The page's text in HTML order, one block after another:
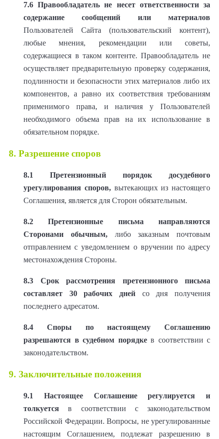
7.6 Правообладатель не несет ответственности за
содержание сообщений или материалов
Пользователей Сайта (пользовательский контент),
любые мнения, рекомендации или советы,
содержащиеся в таком контенте. Правообладатель не
осуществляет предварительную проверку содержания,
подлинности и безопасности этих материалов либо их
компонентов, а равно их соответствия требованиям
применимого права, и наличия у Пользователей
необходимого объема прав на их использование в
обязательном порядке.
8. Разрешение споров
8.1
Претензионный порядок досудебного
урегулирования споров,вытекающих из настоящего
Соглашения, является для Сторон обязательным.
8.2 Претензионные письма направляются
Сторонами обычным,либо заказным почтовым
отправлением с уведомлением о вручении по адресу
местонахождения Стороны.
8.3
Срок рассмотрения претензионного письма
составляет 30 рабочих дней со дня получения
последнего адресатом.
8.4 Споры по настоящему Соглашению
разрешаются в судебном порядкев соответствии с
законодательством.
9. Заключительные положения
9.1
Настоящее Соглашение регулируется и
толкуется в соответствии с законодательством
Российской Федерации. Вопросы, не урегулированные
настоящим Соглашением, подлежат разрешению в